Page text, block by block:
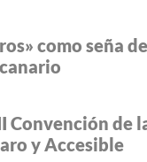
como seña de
Convención de
y Accesible